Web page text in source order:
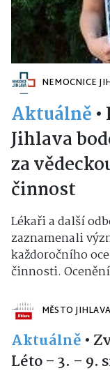
NEMOCNICE
Aktuálně •
Jihlava
za
činnost
Lékaři a další
zaznamenali
každoročního
činnosti.
MĚSTO JIHLAVA
Aktuálně •
Léto – 3. – 9.